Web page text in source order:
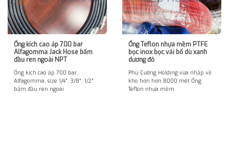
Ống kích cao áp 700 bar
Alfagomma Jack Hose bấm
đầu ren ngoài NPT
Ống kích cao áp 700 bar,
Alfagomma, size 1/4″, 3/8″, 1/2″
bấm đầu ren ngoài
Ống Teflon nhựa mềm PTFE
bọc inox bọc vải bố dù xanh
dương đỏ
Phú Cường Holding vừa nhập về
kho hơn hơn 8000 mét Ống
Teflon nhựa mềm